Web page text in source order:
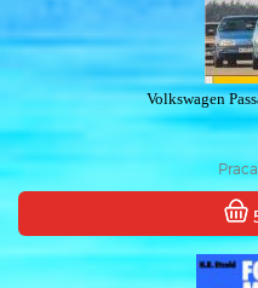
Volkswagen